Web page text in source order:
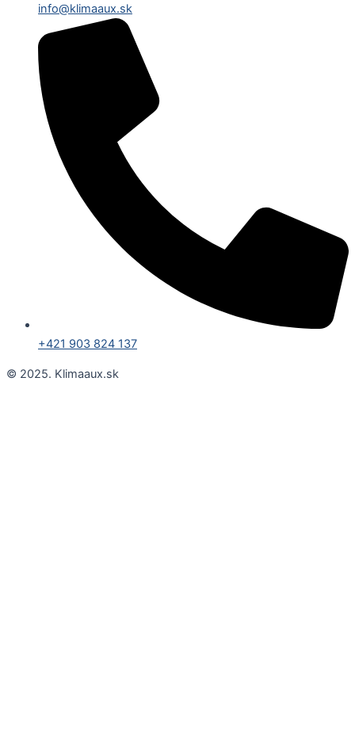
info@klimaaux.sk
+421 903 824 137
© 2025. Klimaaux.sk